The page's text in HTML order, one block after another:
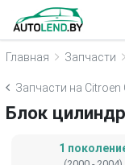
Главная Запчасти
Запчасти на Citroen
Блок
1